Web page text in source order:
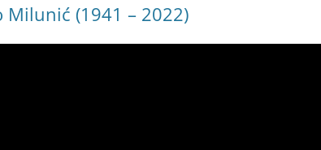
Milunić (1941 – 2022)